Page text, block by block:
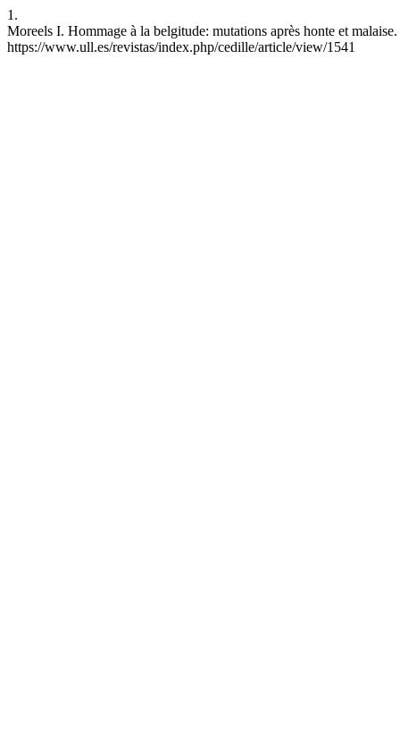
1.
Moreels I. Hommage à la belgitude: mutations après honte et
https://www.ull.es/revistas/index.php/cedille/article/view/1541